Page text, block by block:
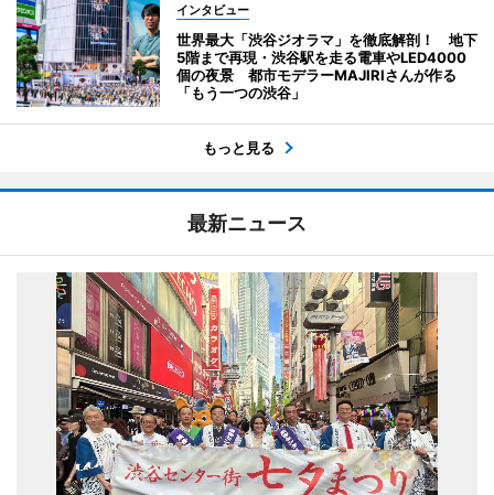
インタビュー
世界最大「渋谷ジオラマ」を徹底解剖！ 地下
5階まで再現・渋谷駅を走る電車やLED4000
個の夜景 都市モデラーMAJIRIさんが作る
「もう一つの渋谷」
もっと見る
最新ニュース